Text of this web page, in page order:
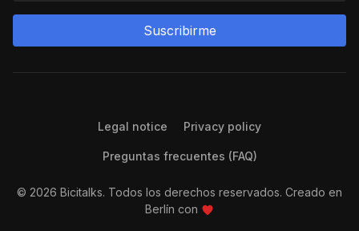
Suscribirme
Legal notice Privacy policy
Preguntas frecuentes (FAQ)
© 2026 Bicitalks. Todos los derechos reservados. Creado en
Berlín con